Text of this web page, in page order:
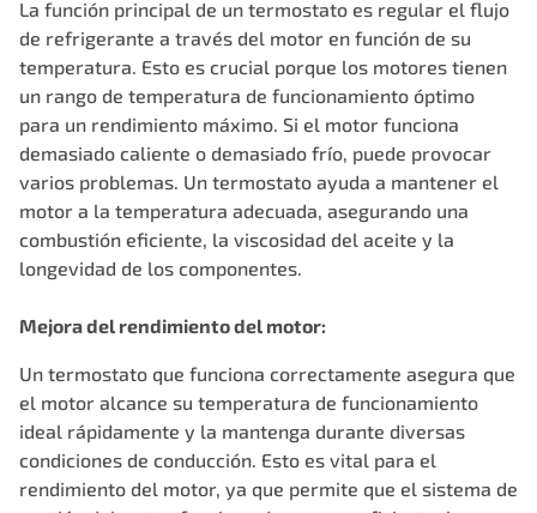
La función principal de un termostato es regular el flujo
de refrigerante a través del motor en función de su
temperatura. Esto es crucial porque los motores tienen
un rango de temperatura de funcionamiento óptimo
para un rendimiento máximo. Si el motor funciona
demasiado caliente o demasiado frío, puede provocar
varios problemas. Un termostato ayuda a mantener el
motor a la temperatura adecuada, asegurando una
combustión eficiente, la viscosidad del aceite y la
longevidad de los componentes.
Mejora del rendimiento del motor:
Un termostato que funciona correctamente asegura que
el motor alcance su temperatura de funcionamiento
ideal rápidamente y la mantenga durante diversas
condiciones de conducción. Esto es vital para el
rendimiento del motor, ya que permite que el sistema de